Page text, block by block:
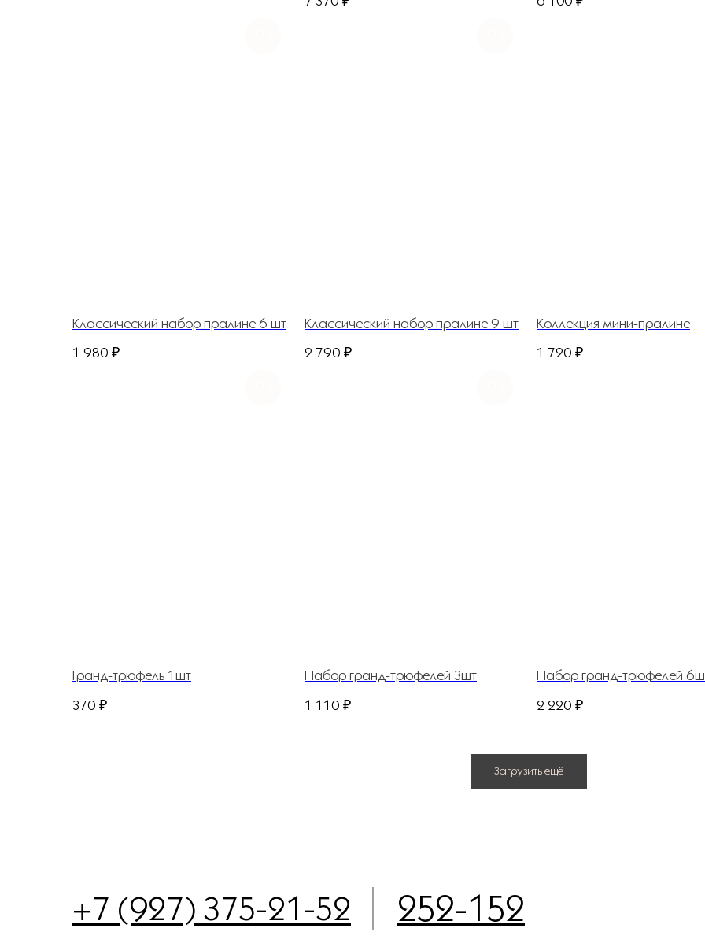
Классический набор пралине 6 шт
1 980 ₽
Классический набор пралине 9 шт
2 790 ₽
Коллекция мини-пралине
1 720 ₽
Гранд-трюфель 1шт
370 ₽
Набор гранд-трюфелей 3шт
1 110 ₽
Набор гранд-трюфелей
2 220 ₽
Загрузить ещё
+7 (927) 375-21-52 252-152